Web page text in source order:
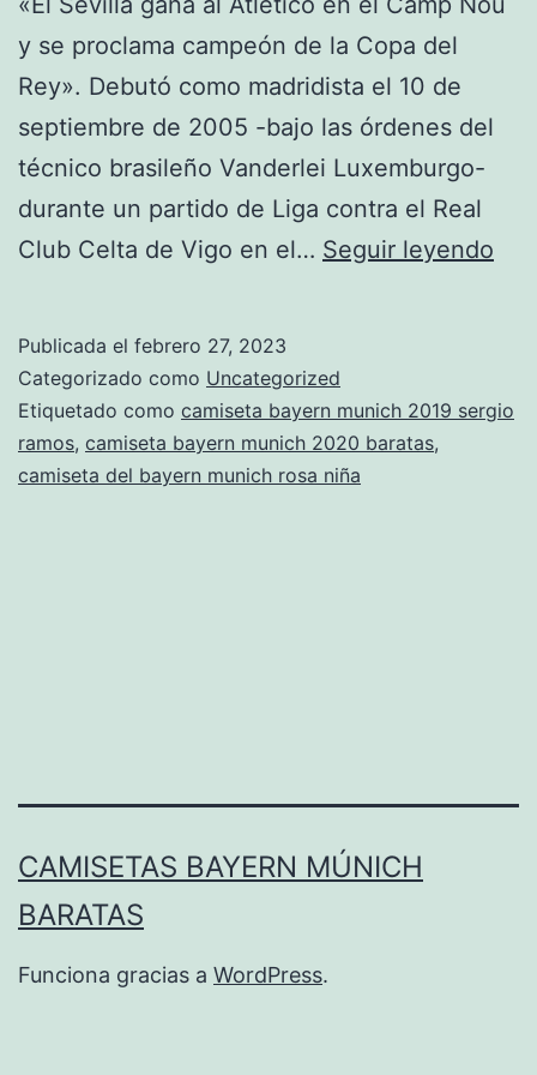
y se proclama campeón de la Copa del
Rey». Debutó como madridista el 10 de
septiembre de 2005 -bajo las órdenes del
técnico brasileño Vanderlei Luxemburgo-
durante un partido de Liga contra el Real
Club Celta de Vigo en el… Seguir leyendo
Publicada el febrero 27, 2023
Categorizado como Uncategorized
Etiquetado como camiseta bayern munich 2019 sergio
ramos, camiseta bayern munich 2020 baratas,
camiseta del bayern munich rosa niña
CAMISETAS BAYERN MÚNICH
BARATAS
Funciona gracias a WordPress.